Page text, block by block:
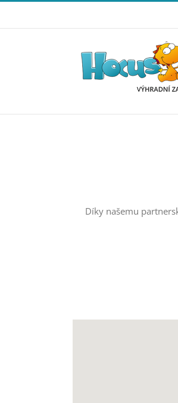
Přeskočit
obsah
Díky našemu